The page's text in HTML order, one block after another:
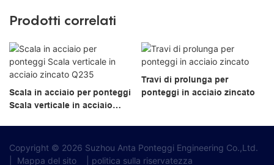
Prodotti correlati
Scala in acciaio per ponteggi
Scala verticale in acciaio
Travi di prolunga per
ponteggi in acciaio zincato
Copyright © 2026 Suzhou Anta Ponteggi Engineering Co.,Ltd.
Mappa del sito politica sulla riservatezza